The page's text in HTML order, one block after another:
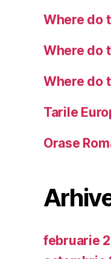
Where do
Where do
Where do
Tarile
Orase
februarie